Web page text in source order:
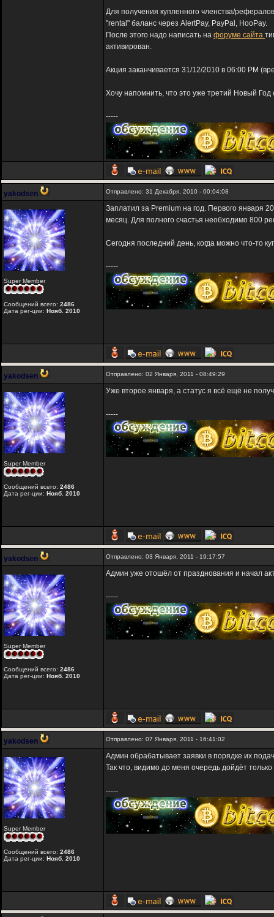
Для получения купленного членства/
"rental" баланс через AlertPay, PayPal, HooPay.
После этого надо написать на форуме сайта
активирован.
Акция заканчивается 31/12/2010 в 06:00 PM
Хочу напомнить, что это уже третий Новый
-----
yakodsen Отправлено: 31 Декабря, 2010 - 00:04:08
Super Member
Сообщений всего: 2486
Дата рег-ции: Нояб. 2010
Заплатил за Premium на год. Первого января
месяц. Для полного счастья необходимо 800
Сегодня последний день, когда можно что-то
-----
yakodsen Отправлено: 02 Января, 2011 - 08:49:29
Super Member
Сообщений всего: 2486
Дата рег-ции: Нояб. 2010
Уже второе января, а статус я всё ещё не
-----
yakodsen Отправлено: 03 Января, 2011 - 19:17:57
Super Member
Сообщений всего: 2486
Дата рег-ции: Нояб. 2010
Админ уже отошёл от празднования и начал
-----
yakodsen Отправлено: 07 Января, 2011 - 16:41:02
Super Member
Сообщений всего: 2486
Дата рег-ции: Нояб. 2010
Админ обрабатывает заявки в порядке их
Так что, видимо до меня очередь дойдёт
-----